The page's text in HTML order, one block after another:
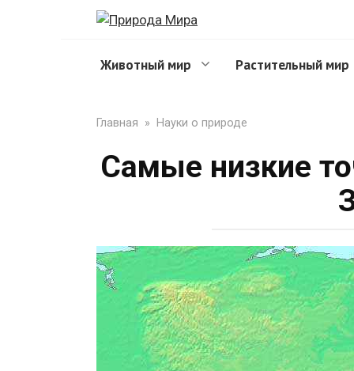
Животный мир Растительный мир
Главная » Науки о природе
Самые низкие